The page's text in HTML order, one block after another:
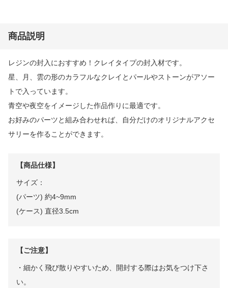
商品説明
レジンの封入におすすめ！クレイタイプの封入材です。
星、月、雲の形のカラフルなクレイとパールやストーンがアソー
トで入っています。
青空や夜空をイメージした作品作りに最適です。
お好みのパーツと組み合わせれば、自分だけのオリジナルアクセ
サリーを作ることができます。
【商品仕様】
サイズ：
(パーツ) 約4~9mm
(ケース) 直径3.5cm
【ご注意】
・細かく飛び散りやすいため、開封する際はお気をつけ下さ
い。